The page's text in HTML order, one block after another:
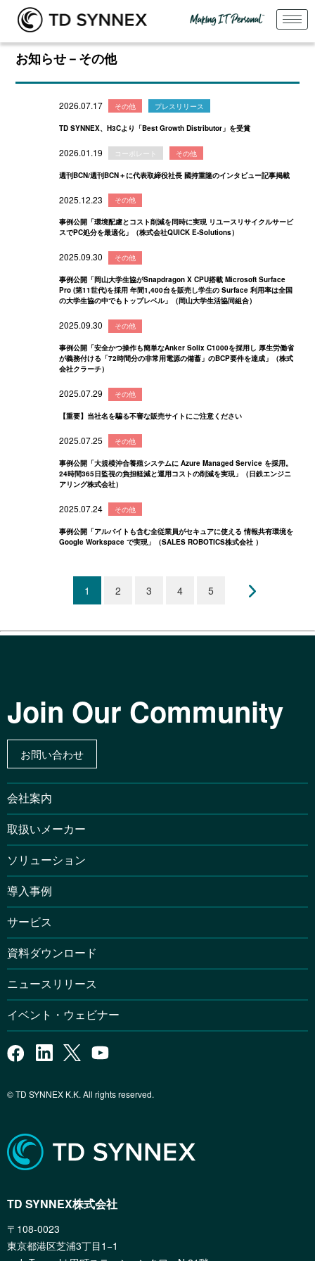
お知らせ－その他
2026.07.17 その他 プレスリリース
TD SYNNEX、H3Cより「Best Growth Distributor」を受賞
2026.01.19 コーポレート その他
週刊BCN/週刊BCN＋に代表取締役社長 國持重隆のインタビュー記事掲載
2025.12.23 その他
事例公開「環境配慮とコスト削減を同時に実現 リユースリサイクルサービ
スでPC処分を最適化」（株式会社QUICK E-Solutions）
2025.09.30 その他
事例公開「岡山大学生協がSnapdragon X CPU搭載 Microsoft Surface
Pro (第11世代)を採用 年間1,400台を販売し学生の Surface 利用率は全国
の大学生協の中でもトップレベル」（岡山大学生活協同組合）
2025.09.30 その他
事例公開「安全かつ操作も簡単なAnker Solix C1000を採用し 厚生労働省
が義務付ける「72時間分の非常用電源の備蓄」のBCP要件を達成」（株式
会社クラーチ）
2025.07.29 その他
【重要】当社名を騙る不審な販売サイトにご注意ください
2025.07.25 その他
事例公開「大規模沖合養殖システムに Azure Managed Service を採用。
24時間365日監視の負担軽減と運用コストの削減を実現」（日鉄エンジニ
アリング株式会社）
2025.07.24 その他
事例公開「アルバイトも含む全従業員がセキュアに使える 情報共有環境を
Google Workspace で実現」（SALES ROBOTICS株式会社 ）
1 2 3 4 5
Join Our Community
お問い合わせ
会社案内
取扱いメーカー
ソリューション
導入事例
サービス
資料ダウンロード
ニュースリリース
イベント・ウェビナー
© TD SYNNEX K.K. All rights reserved.
TD SYNNEX株式会社
〒108-0023
東京都港区芝浦3丁目1−1